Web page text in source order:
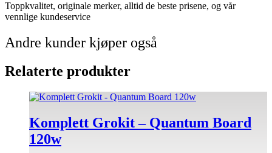
Toppkvalitet, originale merker, alltid de beste prisene, og vår
vennlige kundeservice
Andre kunder kjøper også
Relaterte produkter
Komplett Grokit – Quantum Board
120w